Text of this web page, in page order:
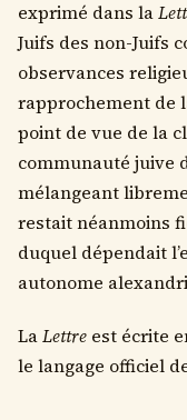
exprimé dans la
Juifs des non-Juifs
observances
rapprochement de
point de vue de la
communauté juive
mélangeant
restait néanmoins
duquel dépendait
autonome
LaLettre est écrite
le langage officiel